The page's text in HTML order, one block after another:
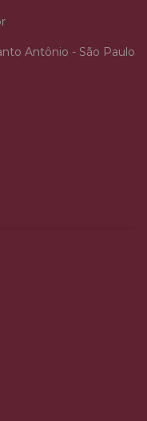
Antônio - São Paulo